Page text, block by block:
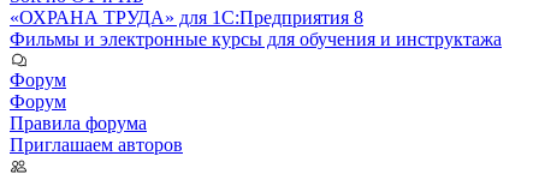
«ОХРАНА ТРУДА» для 1С:Предприятия 8
Фильмы и электронные курсы для обучения и инструктажа
Форум
Форум
Правила форума
Приглашаем авторов